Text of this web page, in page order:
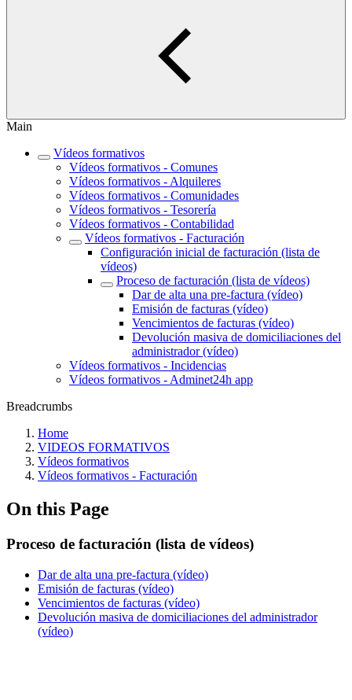
Main
Vídeos formativos
Vídeos formativos - Comunes
Vídeos formativos - Alquileres
Vídeos formativos - Comunidades
Vídeos formativos - Tesorería
Vídeos formativos - Contabilidad
Vídeos formativos - Facturación
Configuración inicial de facturación (lista de
vídeos)
Proceso de facturación (lista de vídeos)
Dar de alta una pre-factura (vídeo)
Emisión de facturas (vídeo)
Vencimientos de facturas (vídeo)
Devolución masiva de domiciliaciones del
administrador (vídeo)
Vídeos formativos - Incidencias
Vídeos formativos - Adminet24h app
Breadcrumbs
Home
VIDEOS FORMATIVOS
Vídeos formativos
Vídeos formativos - Facturación
On this Page
Proceso de facturación (lista de vídeos)
Dar de alta una pre-factura (vídeo)
Emisión de facturas (vídeo)
Vencimientos de facturas (vídeo)
Devolución masiva de domiciliaciones del administrador
(vídeo)